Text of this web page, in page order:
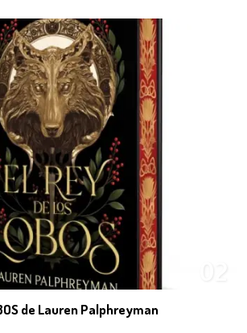
de Lauren Palphreyman